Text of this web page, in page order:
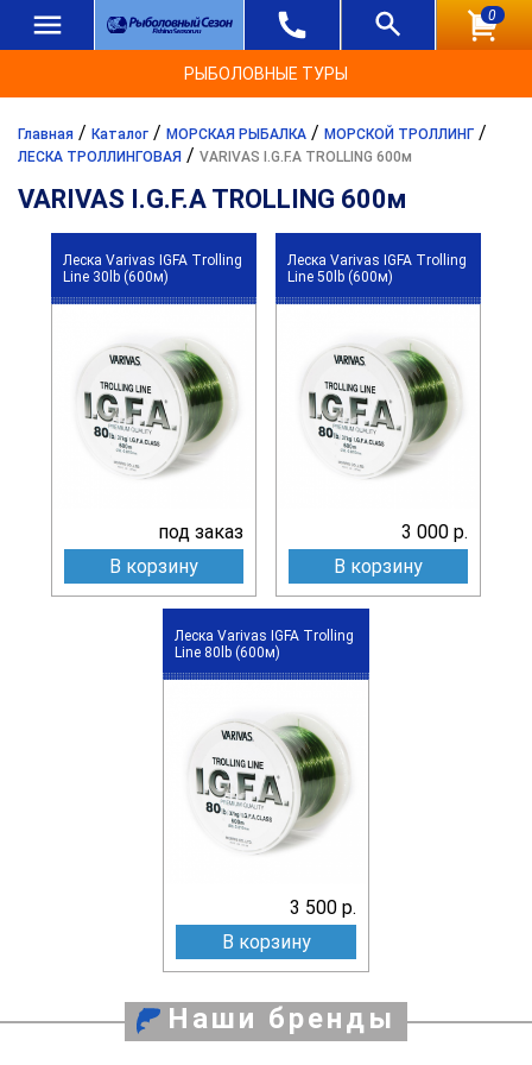
0
РЫБОЛОВНЫЕ ТУРЫ
Главная / Каталог / МОРСКАЯ РЫБАЛКА / МОРСКОЙ ТРОЛЛИНГ /
ЛЕСКА ТРОЛЛИНГОВАЯ / VARIVAS I.G.F.A TROLLING 600м
VARIVAS I.G.F.A TROLLING 600м
Леска Varivas IGFA Trolling
Line 30lb (600м)
под заказ
В корзину
Леска Varivas IGFA Trolling
Line 50lb (600м)
3 000 р.
В корзину
Леска Varivas IGFA Trolling
Line 80lb (600м)
3 500 р.
В корзину
Наши бренды